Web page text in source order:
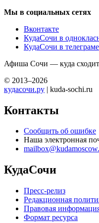
Мы в социальных сетях
Вконтакте
КудаСочи в
КудаСочи в телеграме
Афиша Сочи — куда
© 2013–2026
кудасочи.ру | kuda-sochi.ru
Контакты
Сообщить об ошибке
Наша электронная
КудаСочи
Пресс-релиз
Редакционная
Правовая
Формат ресурса